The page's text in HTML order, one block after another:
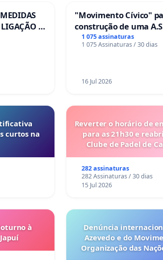
LIGAÇÃO -
"Movimento Cívico"
construção de uma
serviços para
Coimbra
1 075 assinaturas
1 075 Assinaturas / 30 dias
16 Jul 2026
curtos na
Reverter o horário de
para as 21h30 e
Clube de Padel de
282 assinaturas
282 Assinaturas / 30 dias
15 Jul 2026
à
Denúncia
Azevedo e do
Organização das